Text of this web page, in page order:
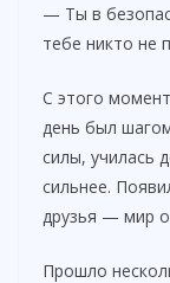
— Ты в
тебе никто не
С этого
день был
силы, училась
сильнее.
друзья — мир
Прошло